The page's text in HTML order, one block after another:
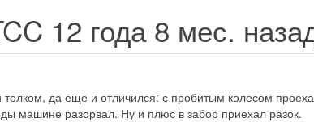
12 года 8 мес.
да еще и отличился: с пробитым колесом
машине разорвал. Ну и плюс в забор приехал разок.